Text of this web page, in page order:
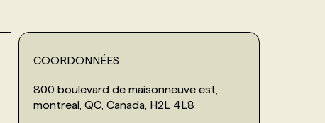
COORDONNÉES
800 boulevard de maisonneuve est,
montreal, QC, Canada, H2L 4L8